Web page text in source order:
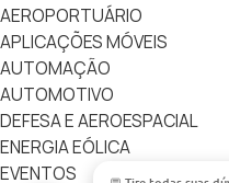
AEROPORTUÁRIO
APLICAÇÕES MÓVEIS
AUTOMAÇÃO
AUTOMOTIVO
DEFESA E AEROESPACIAL
ENERGIA EÓLICA
EVENTOS